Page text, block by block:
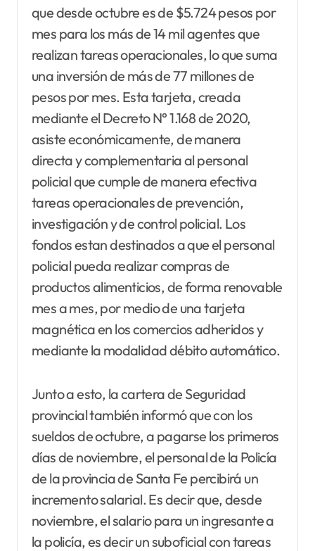
que desde octubre es de $5.724 pesos por
mes para los más de 14 mil agentes que
realizan tareas operacionales, lo que suma
una inversión de más de 77 millones de
pesos por mes. Esta tarjeta, creada
mediante el Decreto N° 1.168 de 2020,
asiste económicamente, de manera
directa y complementaria al personal
policial que cumple de manera efectiva
tareas operacionales de prevención,
investigación y de control policial. Los
fondos estan destinados a que el personal
policial pueda realizar compras de
productos alimenticios, de forma renovable
mes a mes, por medio de una tarjeta
magnética en los comercios adheridos y
mediante la modalidad débito automático.
Junto a esto, la cartera de Seguridad
provincial también informó que con los
sueldos de octubre, a pagarse los primeros
días de noviembre, el personal de la Policía
de la provincia de Santa Fe percibirá un
incremento salarial. Es decir que, desde
noviembre, el salario para un ingresante a
la policía, es decir un suboficial con tareas